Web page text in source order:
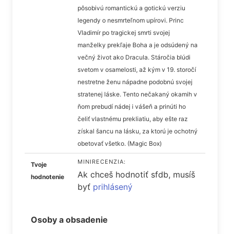
pôsobivú romantickú a gotickú verziu
legendy o nesmrteľnom upírovi. Princ
Vladimír po tragickej smrti svojej
manželky prekľaje Boha a je odsúdený na
večný život ako Dracula. Stáročia blúdi
svetom v osamelosti, až kým v 19. storočí
nestretne ženu nápadne podobnú svojej
stratenej láske. Tento nečakaný okamih v
ňom prebudí nádej i vášeň a prinúti ho
čeliť vlastnému prekliatiu, aby ešte raz
získal šancu na lásku, za ktorú je ochotný
obetovať všetko. (Magic Box)
Tvoje
hodnotenie
MINIRECENZIA:
Ak chceš hodnotiť sfdb, musíš
byť prihlásený
Osoby a obsadenie